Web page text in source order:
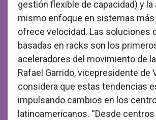
gestión flexible de capacidad) y la
mismo enfoque en sistemas más
ofrece velocidad. Las soluciones
basadas en racks son los
aceleradores del movimiento de
Rafael Garrido, vicepresidente de
considera que estas tendencias
impulsando cambios en los
latinoamericanos. “Desde